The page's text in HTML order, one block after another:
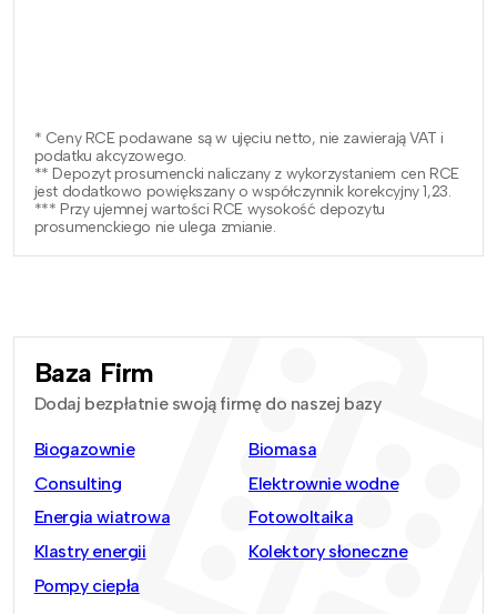
* Ceny RCE podawane są w ujęciu netto, nie zawierają VAT i
podatku akcyzowego.
** Depozyt prosumencki naliczany z wykorzystaniem cen RCE
jest dodatkowo powiększany o współczynnik korekcyjny 1,23.
*** Przy ujemnej wartości RCE wysokość depozytu
prosumenckiego nie ulega zmianie.
Baza Firm
Dodaj bezpłatnie swoją firmę do naszej bazy
Biogazownie
Biomasa
Consulting
Elektrownie wodne
Energia wiatrowa
Fotowoltaika
Klastry energii
Kolektory słoneczne
Pompy ciepła